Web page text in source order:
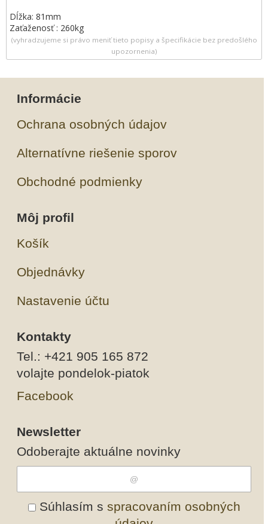
Dĺžka: 81mm
Zaťaženosť : 260kg
(vyhradzujeme si právo meniť tieto popisy a špecifikácie bez predošlého
upozornenia)
Informácie
Ochrana osobných údajov
Alternatívne riešenie sporov
Obchodné podmienky
Môj profil
Košík
Objednávky
Nastavenie účtu
Kontakty
Tel.: +421 905 165 872
volajte pondelok-piatok
Facebook
Newsletter
Odoberajte aktuálne novinky
Súhlasím s spracovaním osobných